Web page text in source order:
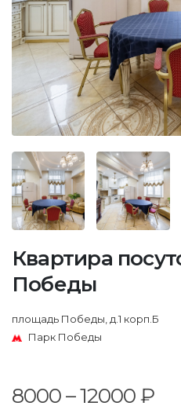
Квартира
Победы
площадь Победы, д.1 корп.Б
Парк Победы
8000 – 12000 ₽